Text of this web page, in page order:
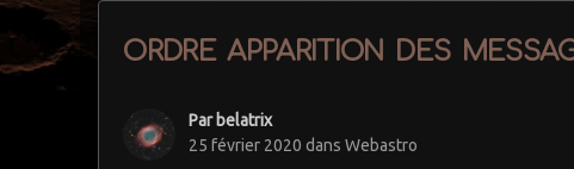
ordre apparition des
Par belatrix
25 février 2020 dansWebastro